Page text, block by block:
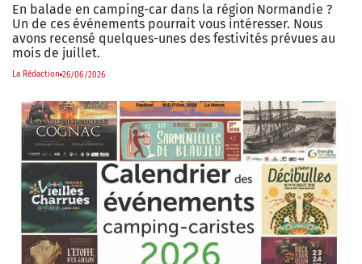
En balade en camping-car dans la région Normandie ?
Un de ces événements pourrait vous intéresser. Nous
avons recensé quelques-unes des festivités prévues au
mois de juillet.
La Rédaction 26/06/2026